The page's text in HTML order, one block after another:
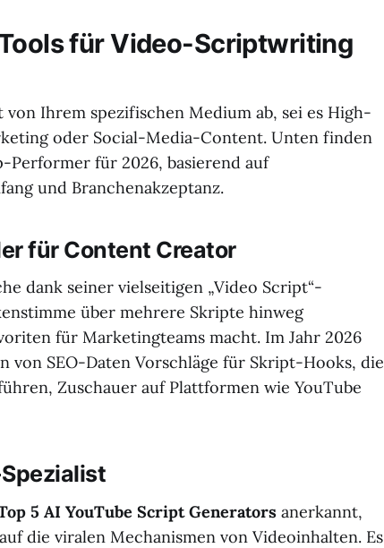
für Video-Scriptwriting
Ihrem spezifischen Medium ab, sei es High-
oder Social-Media-Content. Unten finden
Performer für 2026, basierend auf
und Branchenakzeptanz.
für Content Creator
dank seiner vielseitigen „Video Script“-
über mehrere Skripte hinweg
für Marketingteams macht. Im Jahr 2026
von SEO-Daten Vorschläge für Skript-Hooks, die
Zuschauer auf Plattformen wie YouTube
Spezialist
5 AI YouTube Script Generators anerkannt,
die viralen Mechanismen von Videoinhalten. Es